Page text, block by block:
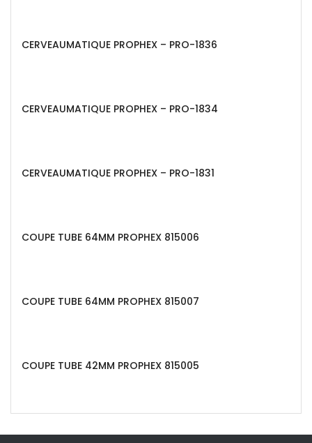
CERVEAUMATIQUE PROPHEX – PRO-1836
CERVEAUMATIQUE PROPHEX – PRO-1834
CERVEAUMATIQUE PROPHEX – PRO-1831
COUPE TUBE 64MM PROPHEX 815006
COUPE TUBE 64MM PROPHEX 815007
COUPE TUBE 42MM PROPHEX 815005